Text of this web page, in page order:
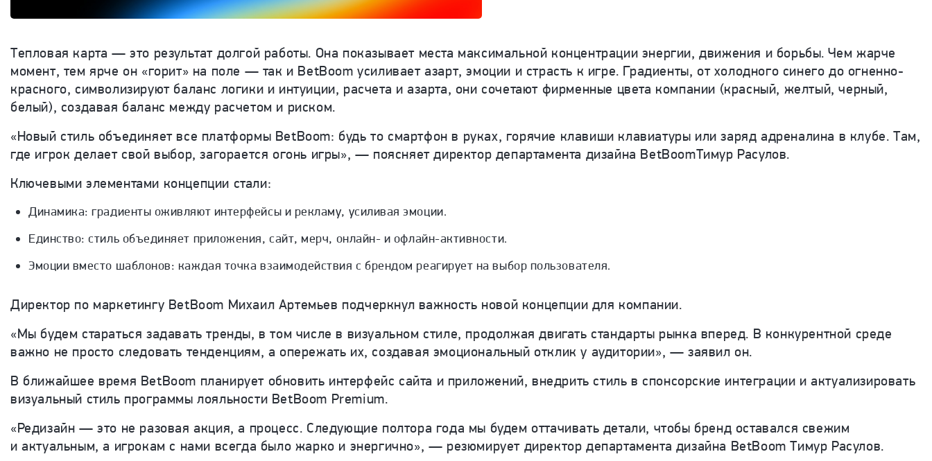
Тепловая карта — это результат долгой работы. Она показывает места максимальной концентрации энергии, движения и борьбы. Чем жарче
момент, тем ярче он «горит» на поле — так и BetBoom усиливает азарт, эмоции и страсть к игре. Градиенты, от холодного синего до огненно-
красного, символизируют баланс логики и интуиции, расчета и азарта, они сочетают фирменные цвета компании (красный, желтый, черный,
белый), создавая баланс между расчетом и риском.
«Новый стиль объединяет все платформы BetBoom: будь то смартфон в руках, горячие клавиши клавиатуры или заряд адреналина в клубе. Там,
где игрок делает свой выбор, загорается огонь игры», — поясняет директор департамента дизайна BetBoomТимур Расулов.
Ключевыми элементами концепции стали:
Динамика: градиенты оживляют интерфейсы и рекламу, усиливая эмоции.
Единство: стиль объединяет приложения, сайт, мерч, онлайн- и офлайн-активности.
Эмоции вместо шаблонов: каждая точка взаимодействия с брендом реагирует на выбор пользователя.
Директор по маркетингу BetBoom Михаил Артемьев подчеркнул важность новой концепции для компании.
«Мы будем стараться задавать тренды, в том числе в визуальном стиле, продолжая двигать стандарты рынка вперед. В конкурентной среде
важно не просто следовать тенденциям, а опережать их, создавая эмоциональный отклик у аудитории», — заявил он.
В ближайшее время BetBoom планирует обновить интерфейс сайта и приложений, внедрить стиль в спонсорские интеграции и актуализировать
визуальный стиль программы лояльности BetBoom Premium.
«Редизайн — это не разовая акция, а процесс. Следующие полтора года мы будем оттачивать детали, чтобы бренд оставался свежим
и актуальным, а игрокам с нами всегда было жарко и энергично», — резюмирует директор департамента дизайна BetBoom Тимур Расулов.